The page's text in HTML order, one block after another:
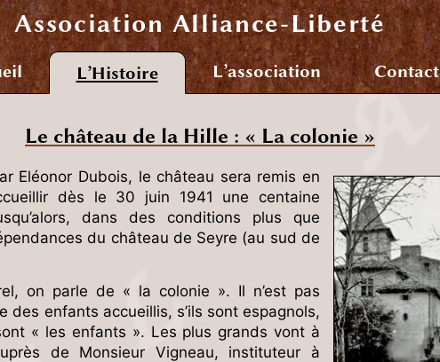
AssociationAlliance-Liberté
L’Histoire L’association Contact
Le château de la Hille : « La colonie »
Eléonor Dubois, le château sera remis en
dès le 30 juin 1941 une centaine
dans des conditions plus que
du château de Seyre (au sud de
on parle de « la colonie ». Il n’est pas
des enfants accueillis, s’ils sont espagnols,
« les enfants ». Les plus grands vont à
de Monsieur Vigneau, instituteur à